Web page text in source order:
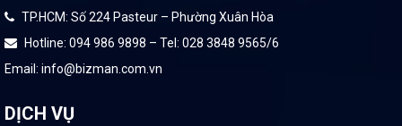
TP.HCM: Số 224 Pasteur – Phường Xuân Hòa
Hotline: 094 986 9898 – Tel: 028 3848 9565/6
Email: info@bizman.com.vn
DỊCH VỤ